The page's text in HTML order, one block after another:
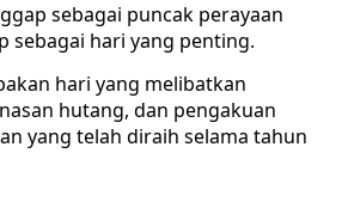
sebagai puncak perayaan
sebagai hari yang penting.
hari yang melibatkan
hutang, dan pengakuan
yang telah diraih selama tahun